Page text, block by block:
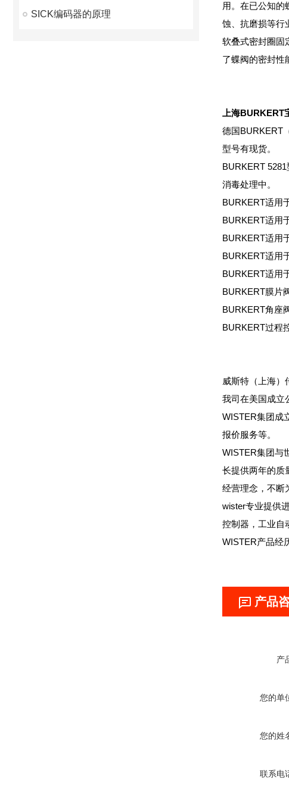
SICK编码器的原理
用。在已公知的
蚀、抗磨损等行
软叠式密封圈固
了蝶阀的密封性
上海BURKERT
德国BURKERT
型号有现货。
BURKERT
消毒处理中。
BURKERT适用
BURKERT适用
BURKERT适用
BURKERT适用
BURKERT适用
BURKERT膜片
BURKERT角座
BURKERT过程
威斯特（上海）
我司在美国成立
WISTER集团成
报价服务等。
WISTER集团与
长提供两年的质
经营理念，不断
wister专业提供
控制器，工业自
WISTER产品经
产品
产
您的单
您的姓
联系电